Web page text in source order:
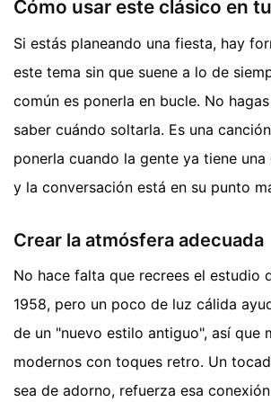
Cómo usar este clásico en
Si estás planeando una fiesta, hay
este tema sin que suene a lo de
común es ponerla en bucle. No
saber cuándo soltarla. Es una
ponerla cuando la gente ya tiene una
y la conversación está en su punto
Crear la atmósfera adecuada
No hace falta que recrees el estudio
1958, pero un poco de luz cálida
de un "nuevo estilo antiguo", así que
modernos con toques retro. Un
sea de adorno, refuerza esa